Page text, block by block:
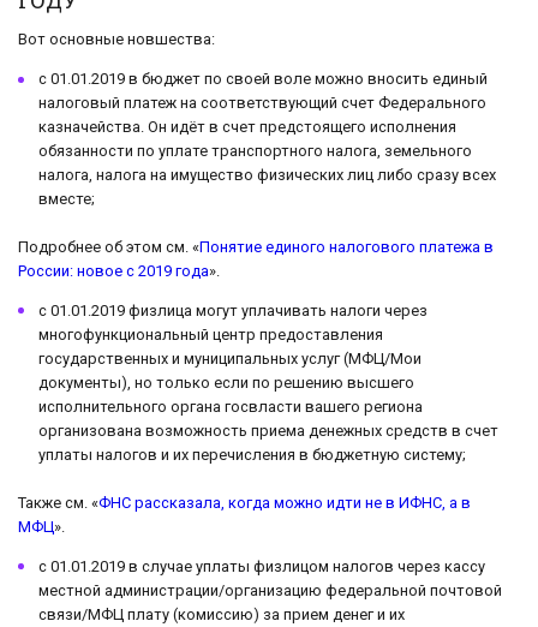
Вот основные новшества:
с 01.01.2019 в бюджет по своей воле можно вносить единый
налоговый платеж на соответствующий счет Федерального
казначейства. Он идёт в счет предстоящего исполнения
обязанности по уплате транспортного налога, земельного
налога, налога на имущество физических лиц либо сразу всех
вместе;
Подробнее об этом см. «Понятие единого налогового платежа в
России: новое с 2019 года».
с 01.01.2019 физлица могут уплачивать налоги через
многофункциональный центр предоставления
государственных и муниципальных услуг (МФЦ/Мои
документы), но только если по решению высшего
исполнительного органа госвласти вашего региона
организована возможность приема денежных средств в счет
уплаты налогов и их перечисления в бюджетную систему;
Также см. «ФНС рассказала, когда можно идти не в ИФНС, а в
МФЦ».
с 01.01.2019 в случае уплаты физлицом налогов через кассу
местной администрации/организацию федеральной почтовой
связи/МФЦ плату (комиссию) за прием денег и их